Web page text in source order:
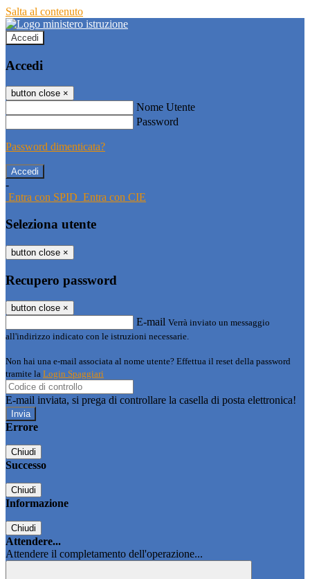
Salta al contenuto
Accedi
Accedi
button close ×
Nome Utente
Password
Password dimenticata?
-
Entra con SPID Entra con CIE
Seleziona utente
button close ×
Recupero password
button close ×
E-mail Verrà inviato un messaggio
all'indirizzo indicato con le istruzioni necessarie.
Non hai una e-mail associata al nome utente? Effettua il reset della password
tramite la Login Spaggiari
E-mail inviata, si prega di controllare la casella di posta elettronica!
Errore
Chiudi
Successo
Chiudi
Informazione
Chiudi
Attendere...
Attendere il completamento dell'operazione...